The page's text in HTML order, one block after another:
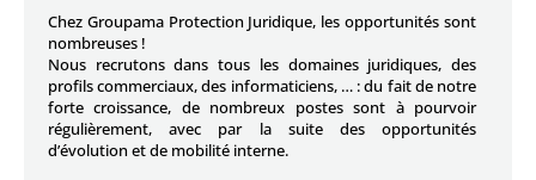
Chez Groupama Protection Juridique, les opportunités sont
nombreuses !
Nous recrutons dans tous les domaines juridiques, des
profils commerciaux, des informaticiens, … : du fait de notre
forte croissance, de nombreux postes sont à pourvoir
régulièrement, avec par la suite des opportunités
d’évolution et de mobilité interne.